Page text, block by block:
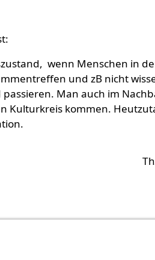
wenn Menschen in
und zB nicht
Man auch im
Kulturkreis kommen.